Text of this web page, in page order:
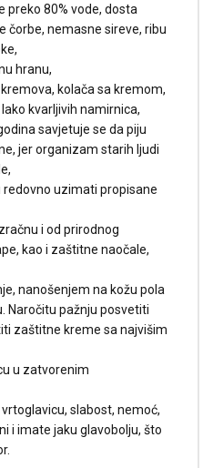
preko 80% vode, dosta
čorbe, nemasne sireve, ribu
hranu,
kolača sa kremom,
kvarljivih namirnicа,
savjetuje se da piju
jer organizam starih ljudi
uzimati propisane
i od prirodnog
kao i zaštitne naočale,
nanošenjem na kožu pola
Naročitu pažnju posvetiti
zaštitne kreme sa najvišim
u zatvorenim
slabost, nemoć,
i imate jaku glavobolju, što